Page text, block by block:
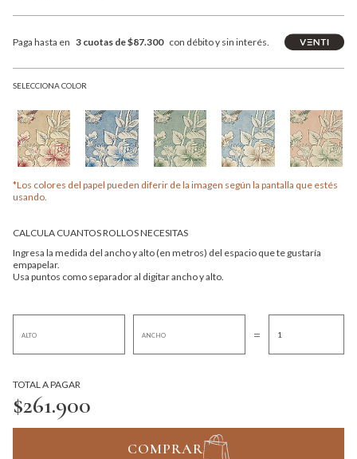
Paga hasta en 3 cuotas de $87.300 con débito y sin interés.
SELECCIONA COLOR
*Los colores del papel pueden diferir de la imagen según la pantalla que estés
usando.
CALCULA CUANTOS ROLLOS NECESITAS
Ingresa la medida del ancho y alto (en metros) del espacio que te gustaría
empapelar.
Usa puntos como separador al digitar ancho y alto.
=
TOTAL A PAGAR
$261.900
COMPRAR